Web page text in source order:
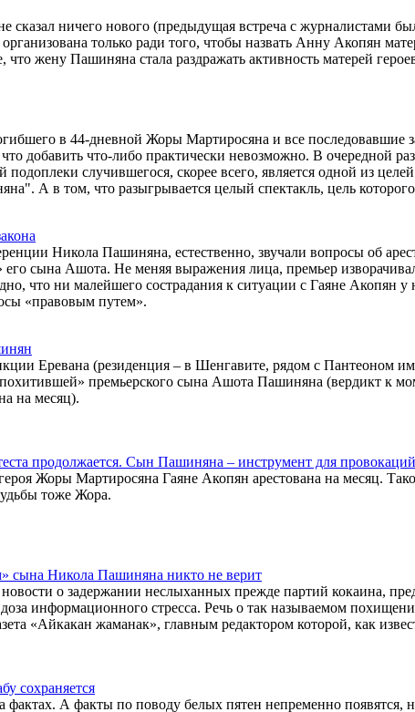
ничего нового (предыдущая встреча с журналистами
только ради того, чтобы назвать Анну Акопян
что жену Пашиняна стала раздражать активность матерей
в 44-дневной Жоры Мартиросяна и все последовавшие
добавить что-либо практически невозможно. В очередной
случившегося, скорее всего, является одной из
А в том, что разыгрывается целый спектакль, цель
Никола Пашиняна, естественно, звучали вопросы об
сына Ашота. Не меняя выражения лица, премьер
что ни малейшего сострадания к ситуации с Гаяне Акопян у
«правовым путем».
Еревана (резиденция – в Шенгавите, рядом с Пантеоном
премьерского сына Ашота Пашиняна (вердикт к
на месяц).
продолжается. Сын Пашиняна – инструмент для провокаций
Жоры Мартиросяна Гаяне Акопян арестована на месяц.
тоже Жора.
сына Никола Пашиняна никто не верит
о задержании неслыханных прежде партий кокаина,
информационного стресса. Речь о так называемом
«Айкакан жаманак», главным редактором которой, как
сохраняется
А факты по поводу белых пятен непременно появятся,